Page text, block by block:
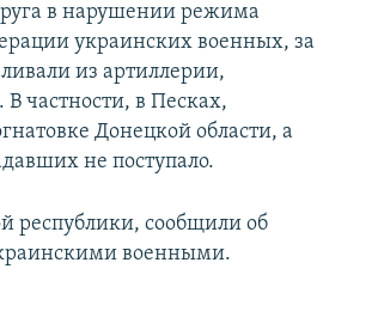
в нарушении режима
украинских военных, за
из артиллерии,
частности, в Песках,
Донецкой области, а
не поступало.
республики, сообщили об
военными.